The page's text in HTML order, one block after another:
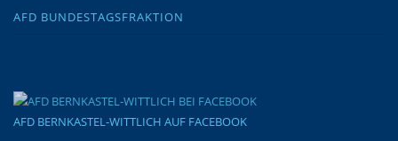
AFD BUNDESTAGSFRAKTION
AFD BERNKASTEL-WITTLICH AUF FACEBOOK